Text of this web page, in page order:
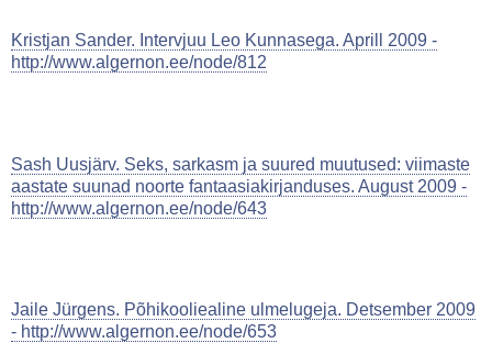
Kristjan Sander. Intervjuu Leo Kunnasega. Aprill 2009 -
http://www.algernon.ee/node/812
Sash Uusjärv. Seks, sarkasm ja suured muutused: viimaste
aastate suunad noorte fantaasiakirjanduses. August 2009 -
http://www.algernon.ee/node/643
Jaile Jürgens. Põhikooliealine ulmelugeja. Detsember 2009
- http://www.algernon.ee/node/653